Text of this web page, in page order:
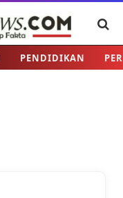
PENDIDIKAN